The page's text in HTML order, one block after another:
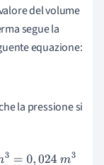
del volume
segue la
equazione:
la pressione si
0, 024m3